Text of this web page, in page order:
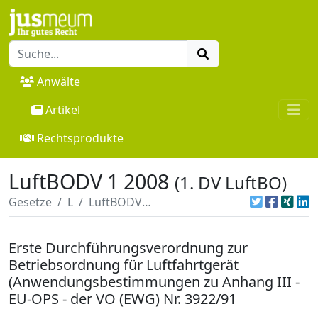
Anwälte
Artikel
Rechtsprodukte
LuftBODV 1 2008 (1. DV LuftBO)
Gesetze L LuftBODV 1 2008
Erste Durchführungsverordnung zur
Betriebsordnung für Luftfahrtgerät
(Anwendungsbestimmungen zu Anhang III -
EU-OPS - der VO (EWG) Nr. 3922/91